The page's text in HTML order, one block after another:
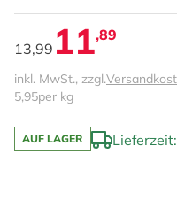
13,99 11,89
inkl. MwSt., zzgl.
5,95per kg
AUF LAGER